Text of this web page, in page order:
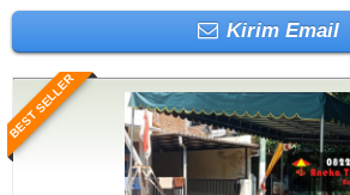
Kirim Email
BEST SELLER